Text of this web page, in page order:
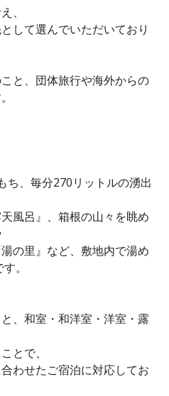
、
して選んでいただいており
と、団体旅行や海外からの
ち、毎分270リットルの湧出
風呂』、箱根の山々を眺め
の里』など、敷地内で湯め
。
、和室・和洋室・洋室・露
とで、
わせたご宿泊に対応してお